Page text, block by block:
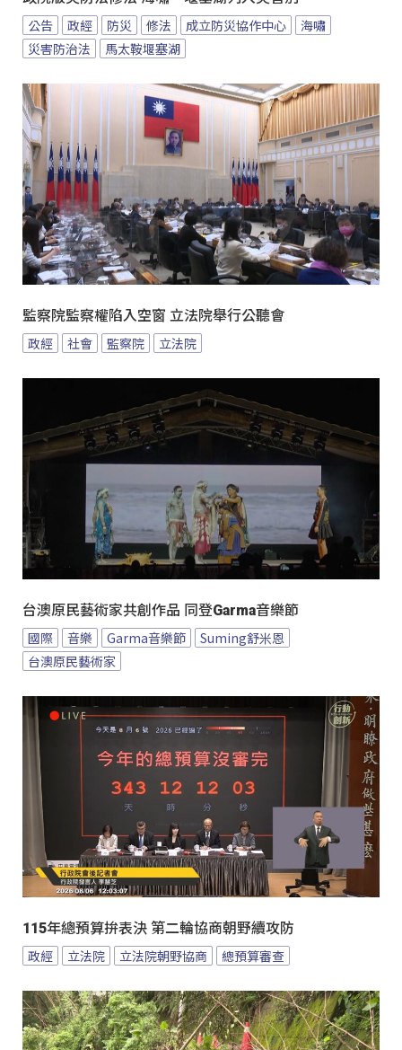
公告 政經 防災 修法 成立防災協作中心
海嘯
災害防治法
馬太鞍堰塞湖
監察院監察權陷入空窗 立法院舉行公聽會
政經 社會 監察院 立法院
台澳原民藝術家共創作品 同登Garma音樂節
國際 音樂 Garma音樂節
Suming舒米恩
台澳原民藝術家
115年總預算拚表決 第二輪協商朝野續攻防
政經 立法院 立法院朝野協商 總預算審查